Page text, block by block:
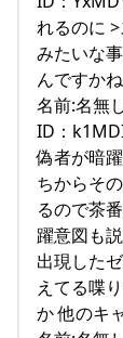
れるのに
みたいな
んですか
名前:名無
ID：
偽者が暗
ちからそ
るので茶
躍意図も
出現した
えてる喋
か 他のキ